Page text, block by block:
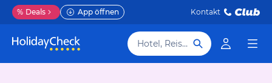
% Deals App öffnen Kontakt
Hotel, Reiseziel